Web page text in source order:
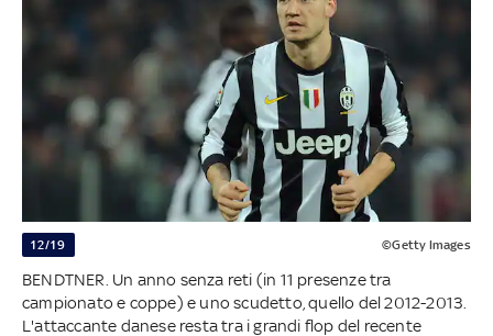
12/19 ©Getty Images
BENDTNER. Un anno senza reti (in 11 presenze tra
campionato e coppe) e uno scudetto, quello del 2012-2013.
L'attaccante danese resta tra i grandi flop del recente